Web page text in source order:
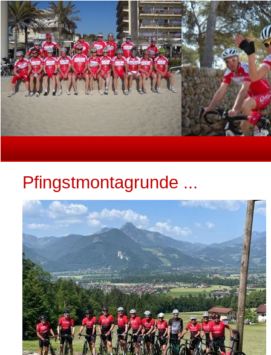
Pfingstmontagrunde ...